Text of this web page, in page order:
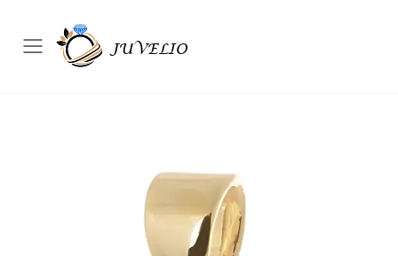
Přepínač mobilního menu